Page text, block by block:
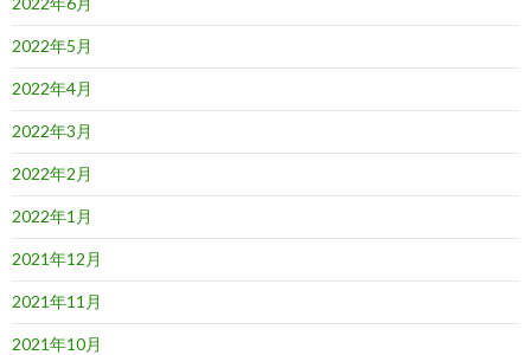
2022年5月
2022年4月
2022年3月
2022年2月
2022年1月
2021年12月
2021年11月
2021年10月